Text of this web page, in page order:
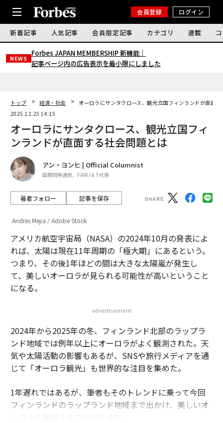
会員登録 ログイン
新着記事 人気記事 会員限定記事 カテゴリ 連載
NEWS
Forbes JAPAN MEMBERSHIP 新機能｜
記事ページ内の広告表示を最小限にしました
トップ 経済・社会
オーロラにサンタクロース、観光立国フィンランドが直面
2025.12.25 14:15
オーロラにサンタクロース、観光立国フィ
ンランドが直面する社会問題とは
アン・ヨンヒ | Official Columnist
国際同時通訳、FAIR I＆T代表
著者フォロー 記事を保存
Andres Mejia / Adobe Stock
アメリカ航空宇宙局（NASA）の2024年10月の発表によ
れば、太陽は現在11年周期の「極大期」にあるという。
つまり、その後1年ほどの間は大きな太陽嵐が発生し
て、美しいオーロラが見られる可能性が高いということ
になる。
advertisement
2024年から2025年の冬、フィンランド北部のラップラ
ンド地域では例年以上にオーロラがよく観測された。天
気や太陽活動の影響もあるが、SNSや旅行メディアを通
じて「オーロラ観光」も世界的な注目を集めた。
1年遅れではあるが、筆者もそのトレンドに乗って今回
フィンランドのラップランド地域まで出かけ、美しいオ